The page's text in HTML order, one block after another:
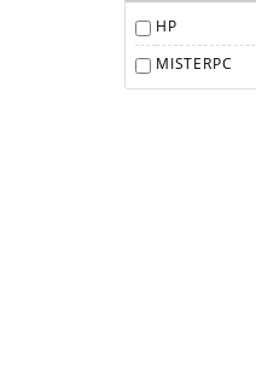
HP
MISTERPC